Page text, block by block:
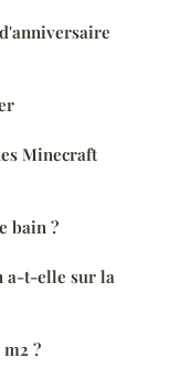
Minecraft
bain ?
a-t-elle sur la
?